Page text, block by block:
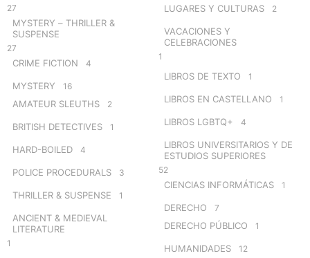
27
MYSTERY – THRILLER &
SUSPENSE
27
CRIME FICTION 4
MYSTERY 16
AMATEUR SLEUTHS 2
BRITISH DETECTIVES 1
HARD-BOILED 4
POLICE PROCEDURALS 3
THRILLER & SUSPENSE 1
ANCIENT & MEDIEVAL
LITERATURE
1
LUGARES Y CULTURAS 2
VACACIONES Y
CELEBRACIONES
1
LIBROS DE TEXTO 1
LIBROS EN CASTELLANO 1
LIBROS LGBTQ+ 4
LIBROS UNIVERSITARIOS Y DE
ESTUDIOS SUPERIORES
52
CIENCIAS INFORMÁTICAS 1
DERECHO 7
DERECHO PÚBLICO 1
HUMANIDADES 12